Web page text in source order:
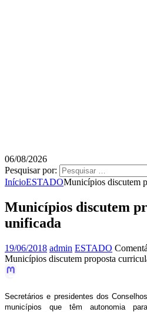
06/08/2026
Pesquisar por:
InícioESTADOMunicípios discutem
Municípios discutem
unificada
19/06/2018 admin ESTADO
Municípios discutem proposta
Secretários e presidentes dos
municípios que têm autonomia